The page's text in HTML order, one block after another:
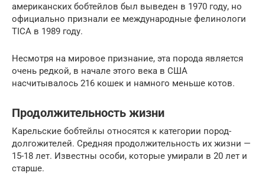
американских бобтейлов был выведен в 1970 году, но
официально признали ее международные фелинологи
TICA в 1989 году.
Несмотря на мировое признание, эта порода является
очень редкой, в начале этого века в США
насчитывалось 216 кошек и намного меньше котов.
Продолжительность жизни
Карельские бобтейлы относятся к категории пород-
долгожителей. Средняя продолжительность их жизни —
15-18 лет. Известны особи, которые умирали в 20 лет и
старше.